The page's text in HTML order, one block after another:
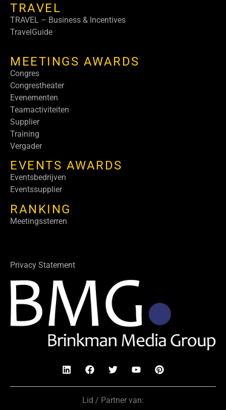
TRAVEL
TRAVEL – Business & Incentives
TravelGuide
MEETINGS AWARDS
Congres
Congrestheater
Evenementen
Teamactiviteiten
Supplier
Training
Vergader
EVENTS AWARDS
Eventsbedrijven
Eventssupplier
RANKING
Meetingssterren
Privacy Statement
Lid / Partner van: